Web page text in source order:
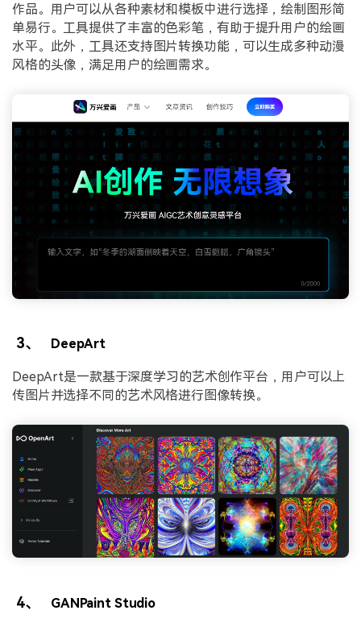
作品。用户可以从各种素材和模板中进行选择，绘制图形简
单易行。工具提供了丰富的色彩笔，有助于提升用户的绘画
水平。此外，工具还支持图片转换功能，可以生成多种动漫
风格的头像，满足用户的绘画需求。
3、 DeepArt
DeepArt是一款基于深度学习的艺术创作平台，用户可以上
传图片并选择不同的艺术风格进行图像转换。
4、 GANPaint Studio